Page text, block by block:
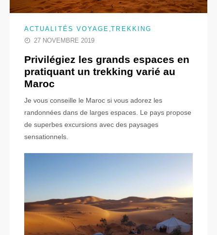
ACTUALITÉS VOYAGE ,TREKKING
27 NOVEMBRE 2019
Privilégiez les grands espaces en
pratiquant un trekking varié au
Maroc
Je vous conseille le Maroc si vous adorez les
randonnées dans de larges espaces. Le pays propose
de superbes excursions avec des paysages
sensationnels.